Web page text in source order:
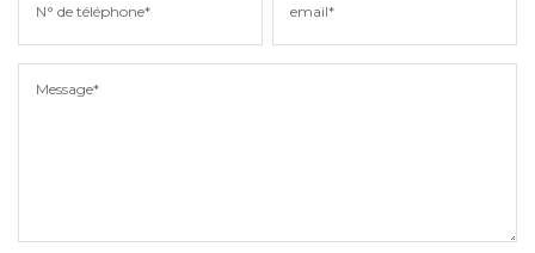
N° de téléphone* email*
Message*